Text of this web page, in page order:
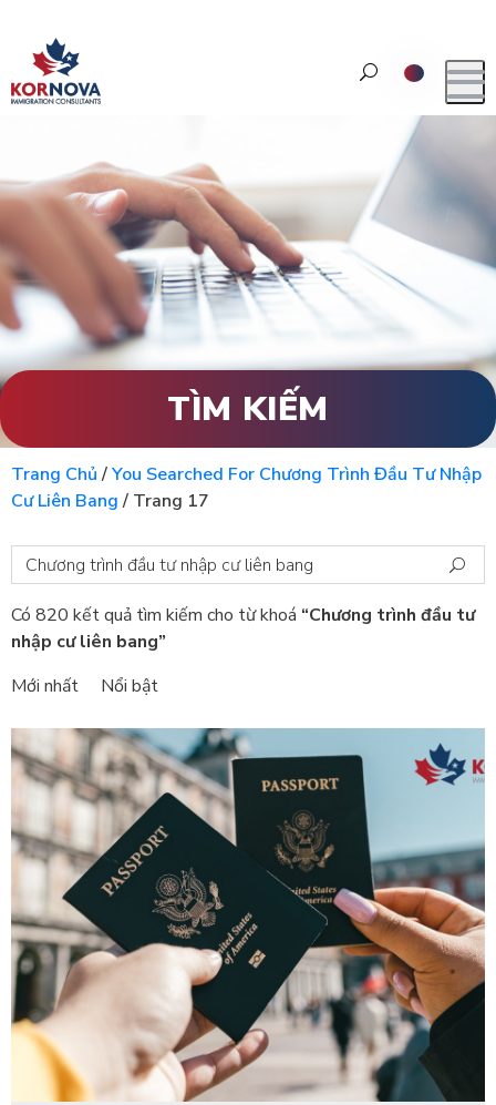
TÌM KIẾM
Trang Chủ/You Searched For Chương Trình Đầu Tư Nhập
Cư Liên Bang/ Trang 17
Có 820 kết quả tìm kiếm cho từ khoá “Chương trình đầu tư
nhập cư liên bang”
Mới nhất
Nổi bật